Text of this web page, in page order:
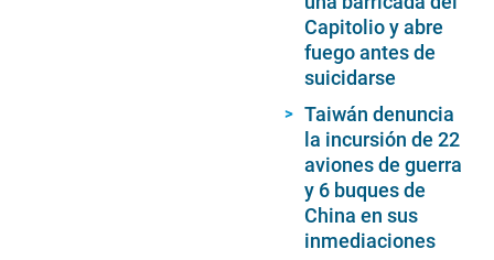
Capitolio y abre
fuego antes de
suicidarse
Taiwán denuncia
la incursión de 22
aviones de guerra
y 6 buques de
China en sus
inmediaciones